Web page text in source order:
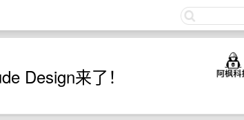
Design来了！